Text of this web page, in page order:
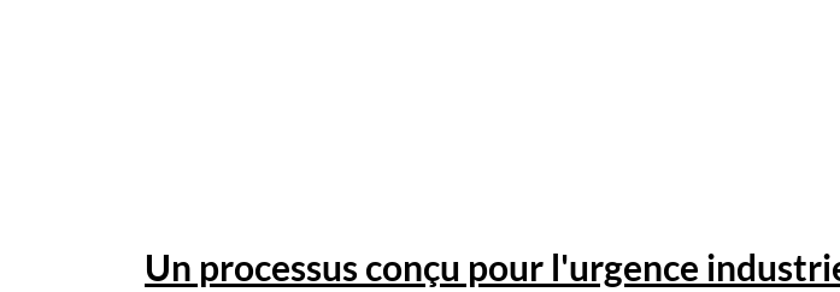
Un processus conçu pour l'urgence